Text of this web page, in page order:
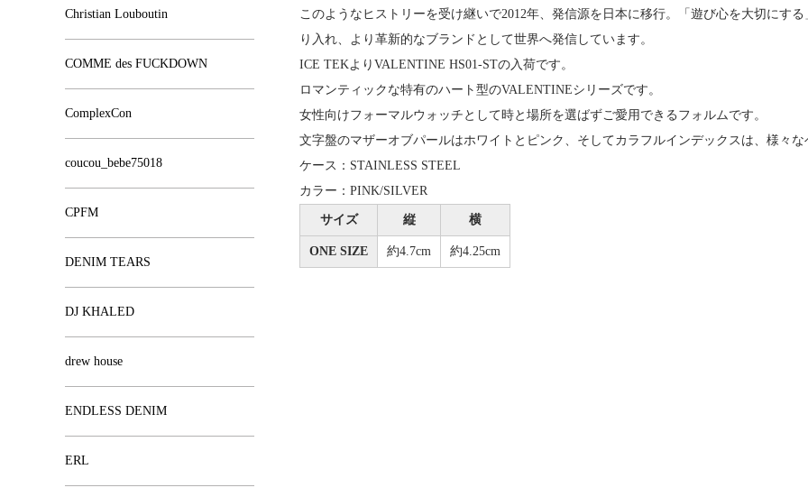
このようなヒストリーを受け継いで2012年、発信源を日本に移行。「遊び心を大切にす
り入れ、より革新的なブランドとして世界へ発信しています。
ICE TEKよりVALENTINE HS01-STの入荷です。
ロマンティックな特有のハート型のVALENTINEシリーズです。
女性向けフォーマルウォッチとして時と場所を選ばずご愛用できるフォルムです。
文字盤のマザーオブパールはホワイトとピンク、そしてカラフルインデックスは、様々な
ケース：STAINLESS STEEL
カラー：PINK/SILVER
サイズ 縦 横
ONE SIZE 約4.7cm 約4.25cm
Christian Louboutin
COMME des FUCKDOWN
ComplexCon
coucou_bebe75018
CPFM
DENIM TEARS
DJ KHALED
drew house
ENDLESS DENIM
ERL